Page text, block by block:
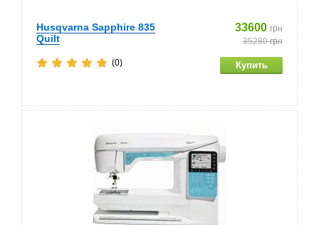
Husqvarna Sapphire 835
Quilt
33600 грн
35280грн
(0)